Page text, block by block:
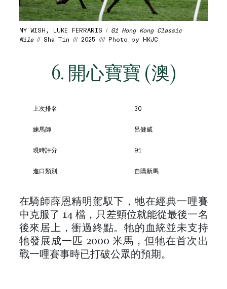
MY WISH, LUKE FERRARIS / G1 Hong Kong Classic
Mile// Sha Tin /// 2025 //// Photo by HKJC
6. 開心寶寶 (澳)
上次排名 30
練馬師 呂健威
現時評分 91
進口類別 自購新馬
在騎師薛恩精明駕馭下，牠在經典一哩賽
中克服了 14 檔，只差頸位就能從最後一名
後來居上，衝過終點。牠的血統並未支持
牠發展成一匹 2000 米馬，但牠在首次出
戰一哩賽事時已打破公眾的預期。